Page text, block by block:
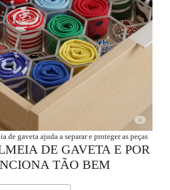
de gaveta ajuda a separar e proteger as peças
DE GAVETA E POR
TÃO BEM